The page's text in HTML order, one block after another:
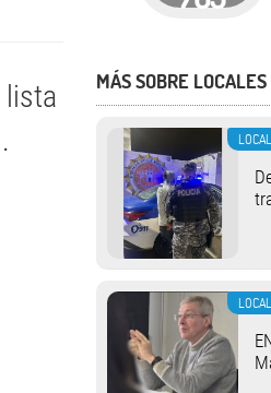
lista
MÁS SOBRE LOCALES